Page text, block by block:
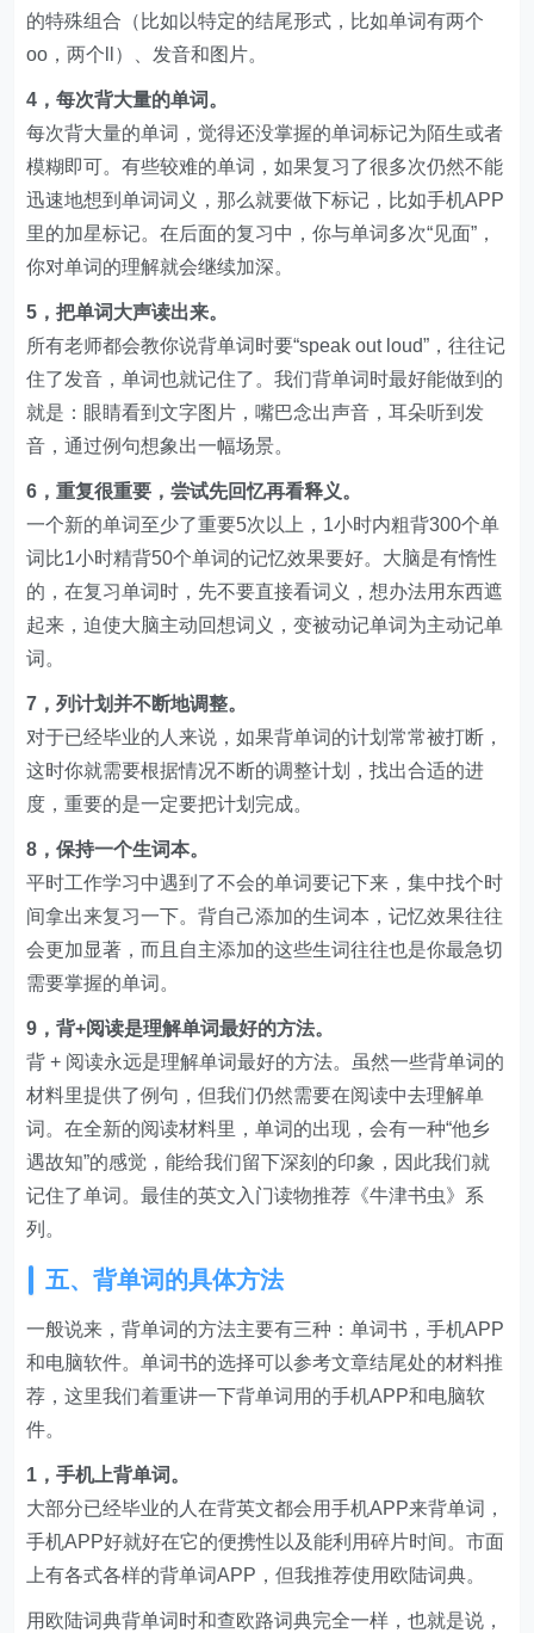
的特殊组合（比如以特定的结尾形式，比如单词有两个
oo，两个ll）、发音和图片。
4，每次背大量的单词。
每次背大量的单词，觉得还没掌握的单词标记为陌生或者
模糊即可。有些较难的单词，如果复习了很多次仍然不能
迅速地想到单词词义，那么就要做下标记，比如手机APP
里的加星标记。在后面的复习中，你与单词多次“见面”，
你对单词的理解就会继续加深。
5，把单词大声读出来。
所有老师都会教你说背单词时要“speak out loud”，往往记
住了发音，单词也就记住了。我们背单词时最好能做到的
就是：眼睛看到文字图片，嘴巴念出声音，耳朵听到发
音，通过例句想象出一幅场景。
6，重复很重要，尝试先回忆再看释义。
一个新的单词至少了重要5次以上，1小时内粗背300个单
词比1小时精背50个单词的记忆效果要好。大脑是有惰性
的，在复习单词时，先不要直接看词义，想办法用东西遮
起来，迫使大脑主动回想词义，变被动记单词为主动记单
词。
7，列计划并不断地调整。
对于已经毕业的人来说，如果背单词的计划常常被打断，
这时你就需要根据情况不断的调整计划，找出合适的进
度，重要的是一定要把计划完成。
8，保持一个生词本。
平时工作学习中遇到了不会的单词要记下来，集中找个时
间拿出来复习一下。背自己添加的生词本，记忆效果往往
会更加显著，而且自主添加的这些生词往往也是你最急切
需要掌握的单词。
9，背+阅读是理解单词最好的方法。
背 + 阅读永远是理解单词最好的方法。虽然一些背单词的
材料里提供了例句，但我们仍然需要在阅读中去理解单
词。在全新的阅读材料里，单词的出现，会有一种“他乡
遇故知”的感觉，能给我们留下深刻的印象，因此我们就
记住了单词。最佳的英文入门读物推荐《牛津书虫》系
列。
五、背单词的具体方法
一般说来，背单词的方法主要有三种：单词书，手机APP
和电脑软件。单词书的选择可以参考文章结尾处的材料推
荐，这里我们着重讲一下背单词用的手机APP和电脑软
件。
1，手机上背单词。
大部分已经毕业的人在背英文都会用手机APP来背单词，
手机APP好就好在它的便携性以及能利用碎片时间。市面
上有各式各样的背单词APP，但我推荐使用欧陆词典。
用欧陆词典背单词时和查欧路词典完全一样，也就是说，